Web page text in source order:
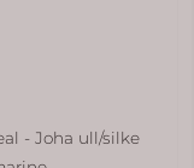
- Joha ull/silke